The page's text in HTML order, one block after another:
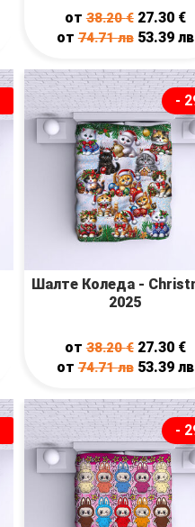
от38.20€ 27.30 €
от74.71лв 53.39 лв
-
Шалте Коледа -
2025
от38.20€ 27.30 €
от74.71лв 53.39 лв
-